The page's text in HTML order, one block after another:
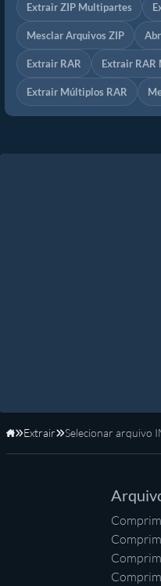
Extrair ZIP Multipartes
Mesclar Arquivos ZIP
Extrair RAR Extrair RAR
Extrair Múltiplos RAR
Início
Extrair Selecionar arquivo